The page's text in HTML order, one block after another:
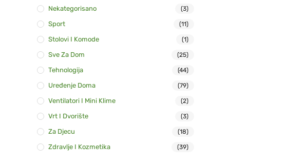
Nekategorisano (3)
Sport (11)
Stolovi I Komode (1)
Sve Za Dom (25)
Tehnologija (44)
Uređenje Doma (79)
Ventilatori I Mini Klime (2)
Vrt I Dvorište (3)
Za Djecu (18)
Zdravlje I Kozmetika (39)